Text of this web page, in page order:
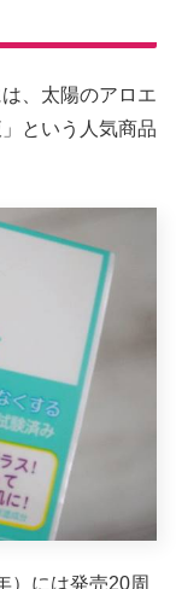
、太陽のアロエ
という人気商品
）には発売20周